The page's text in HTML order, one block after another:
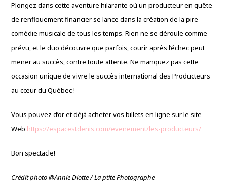
Plongez dans cette aventure hilarante où un producteur en quête
de renflouement financier se lance dans la création de la pire
comédie musicale de tous les temps. Rien ne se déroule comme
prévu, et le duo découvre que parfois, courir après l’échec peut
mener au succès, contre toute attente. Ne manquez pas cette
occasion unique de vivre le succès international des Producteurs
au cœur du Québec !
Vous pouvez d’or et déjà acheter vos billets en ligne sur le site
Web https://espacestdenis.com/evenement/les-producteurs/
Bon spectacle!
Crédit photo @Annie Diotte / La ptite Photographe